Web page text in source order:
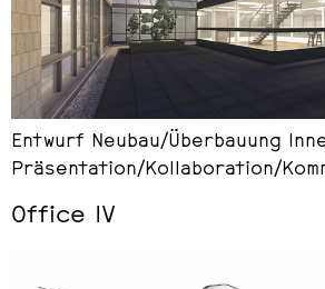
Entwurf Neubau/Überbauung
Präsentation/Kollaboration/
Office IV